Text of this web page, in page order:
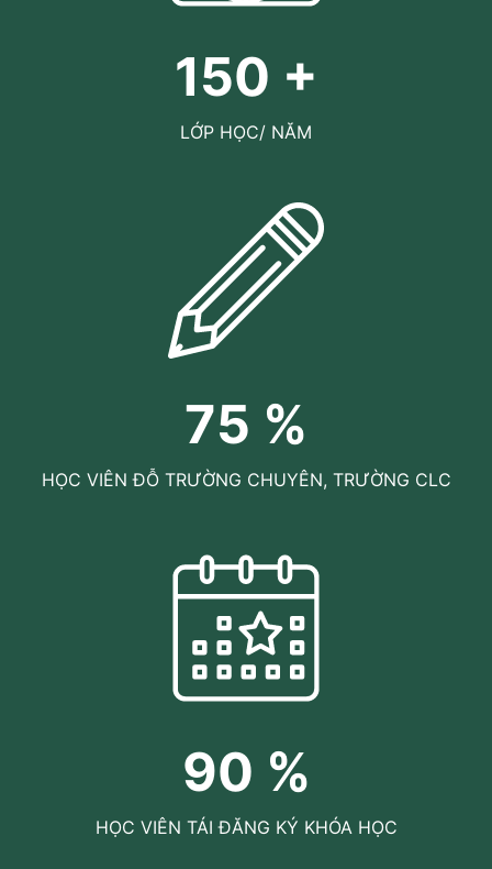
150 +
LỚP HỌC/ NĂM
75 %
HỌC VIÊN ĐỖ TRƯỜNG CHUYÊN, TRƯỜNG CLC
90 %
HỌC VIÊN TÁI ĐĂNG KÝ KHÓA HỌC